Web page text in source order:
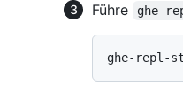
Führe ghe-